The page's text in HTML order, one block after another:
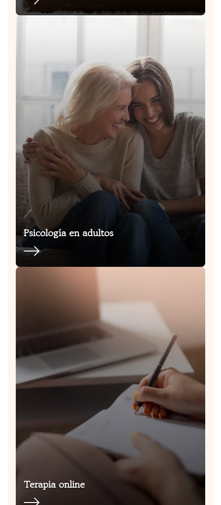
Psicología en adultos
Terapia online